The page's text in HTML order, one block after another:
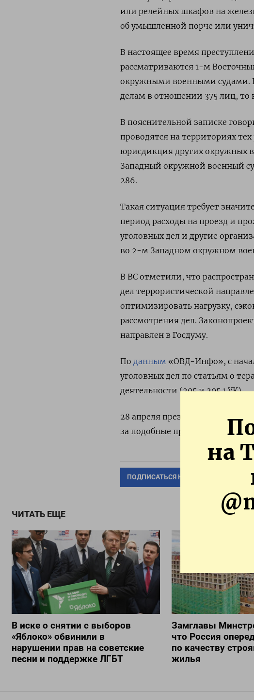
на
или релейных шкафов на
об умышленной порче или
В настоящее время
рассматриваются 1-м
окружными военными судами.
делам в отношении 375 лиц,
В пояснительной записке
проводятся на территориях
юрисдикция других окружных
Западный окружной военный
286.
Такая ситуация требует
период расходы на проезд и
уголовных дел и другие
во 2-м Западном окружном
В ВС отметили, что
дел террористической
оптимизировать нагрузку,
рассмотрения дел.
направлен в Госдуму.
По данным «ОВД-Инфо», с
уголовных дел по статьям о
деятельности (205 и 205.1 УК).
28 апреля президент
за подобные преступления,
ПОДПИСАТЬСЯ НА ТЕЛЕГРАМ
ЧИТАТЬ ЕЩЕ
В иске о снятии с выборов
«Яблоко» обвинили в
нарушении прав на советские
песни и поддержке ЛГБТ
Замглавы
что Россия
по качеству
жилья